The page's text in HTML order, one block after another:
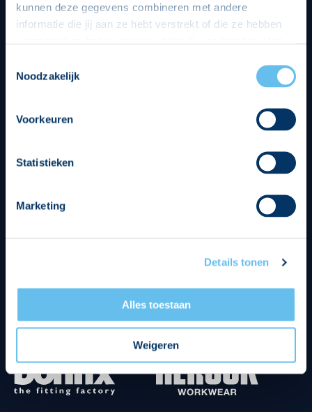
kunnen deze gegevens combineren met andere
informatie die jij aan ze hebt verstrekt of die ze hebben
op een veilige en integere wijze. Je kunt je toestemming
beheren op de privacy- en cookieverklaring pagina.
Noodzakelijk
Voorkeuren
Statistieken
Marketing
Details tonen
Alles toestaan
Weigeren